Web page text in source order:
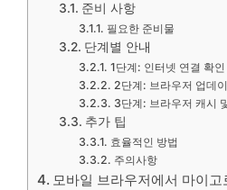
준비 사항
필요한 준비물
단계별 안내
1단계: 인터넷 연결 확인
2단계: 브라우저 업데
3단계: 브라우저 캐시
추가 팁
효율적인 방법
주의사항
모바일 브라우저에서 마이